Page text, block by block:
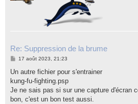
Re: Suppression de la brume
M
s
a
g
17 août 2023, 21:23
Un autre fichier pour s'entrainer
kung-fu-fighting.psp
Je ne sais pas si sur une capture d'écran
bon, c'est un bon test aussi.